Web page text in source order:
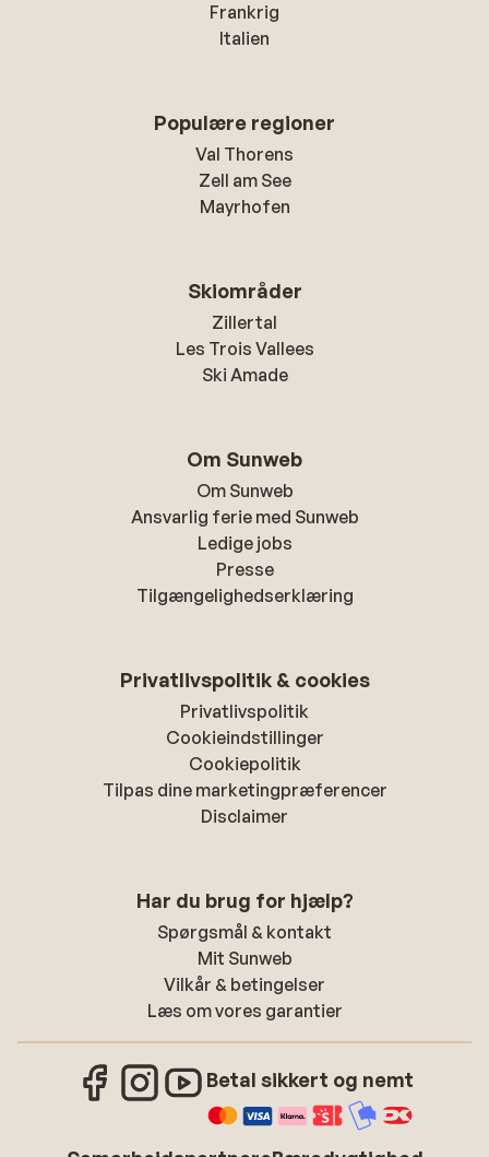
Frankrig
Italien
Populære regioner
Val Thorens
Zell am See
Mayrhofen
Skiområder
Zillertal
Les Trois Vallees
Ski Amade
Om Sunweb
Om Sunweb
Ansvarlig ferie med Sunweb
Ledige jobs
Presse
Tilgængelighedserklæring
Privatlivspolitik & cookies
Privatlivspolitik
Cookieindstillinger
Cookiepolitik
Tilpas dine marketingpræferencer
Disclaimer
Har du brug for hjælp?
Spørgsmål & kontakt
Mit Sunweb
Vilkår & betingelser
Læs om vores garantier
Betal sikkert og nemt